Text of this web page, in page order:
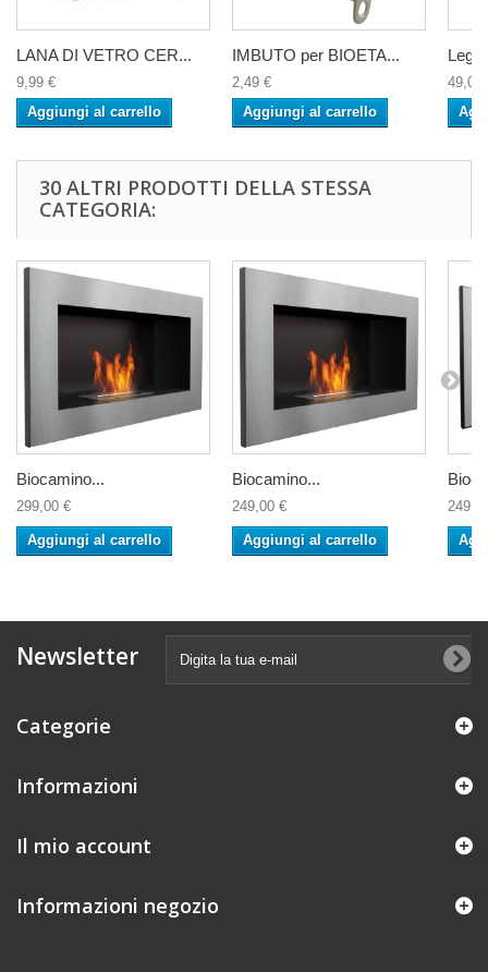
LANA DI VETRO CER...
9,99 €
Aggiungi al carrello
IMBUTO per BIOETA...
2,49 €
Aggiungi al carrello
49,00
30 ALTRI PRODOTTI DELLA STESSA
CATEGORIA:
Biocamino...
299,00 €
Aggiungi al carrello
Biocamino...
249,00 €
Aggiungi al carrello
Newsletter
Categorie
Informazioni
Il mio account
Informazioni negozio